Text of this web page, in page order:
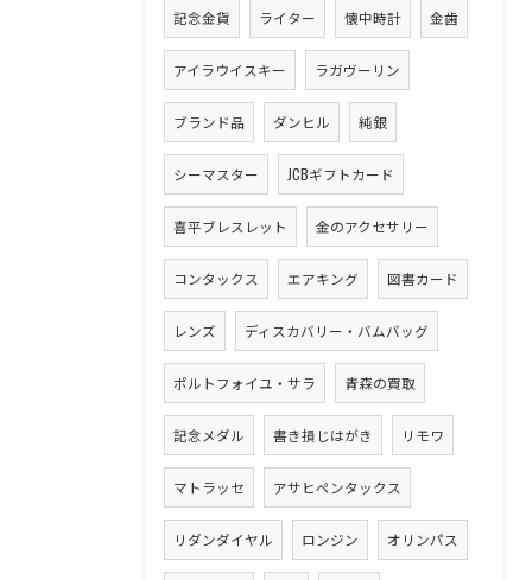
記念金貨 ライター 懐中時計 金歯
アイラウイスキー ラガヴーリン
ブランド品 ダンヒル 純銀
シーマスター JCBギフトカード
喜平ブレスレット 金のアクセサリー
コンタックス エアキング 図書カード
レンズ ディスカバリー・バムバッグ
ポルトフォイユ・サラ 青森の買取
記念メダル 書き損じはがき リモワ
マトラッセ アサヒペンタックス
リダンダイヤル ロンジン オリンパス